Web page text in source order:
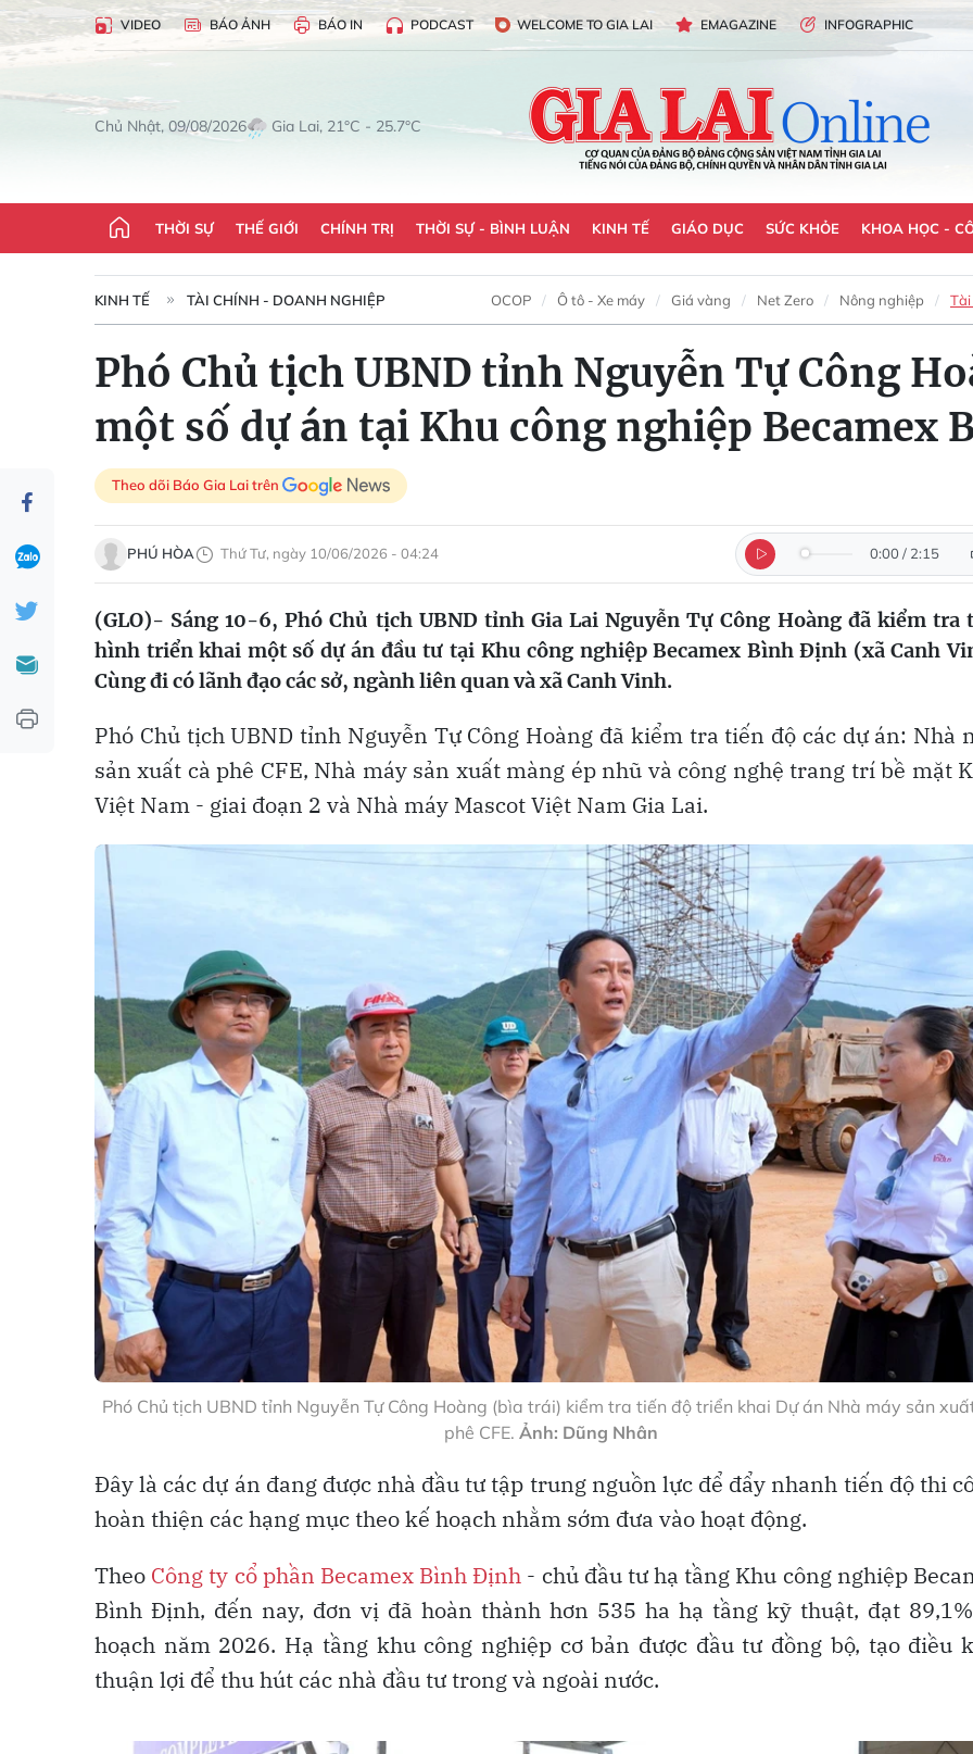
VIDEO BÁO ẢNH BÁO IN PODCAST WELCOME TO GIA LAI EMAGAZINE INFOGRAPHIC
Chủ Nhật, 09/08/2026 Gia Lai, 21°C - 25.7°C
THỜI SỰ THẾ GIỚI CHÍNH TRỊ THỜI SỰ - BÌNH LUẬN KINH TẾ GIÁO DỤC SỨC KHỎE KHOA HỌC -
KINH TẾ TÀI CHÍNH - DOANH NGHIỆP OCOP Ô tô - Xe máy Giá vàng Net Zero Nông nghiệp
Phó Chủ tịch UBND tỉnh Nguyễn Tự Công
một số dự án tại Khu công nghiệp Becamex
Theo dõi Báo Gia Lai trên
PHÚ HÒA Thứ Tư, ngày 10/06/2026 - 04:24 0:00 / 2:15
(GLO)- Sáng 10-6, Phó Chủ tịch UBND tỉnh Gia Lai Nguyễn Tự Công Hoàng đã kiểm tra
hình triển khai một số dự án đầu tư tại Khu công nghiệp Becamex Bình Định (xã Canh
Cùng đi có lãnh đạo các sở, ngành liên quan và xã Canh Vinh.
Phó Chủ tịch UBND tỉnh Nguyễn Tự Công Hoàng đã kiểm tra tiến độ các dự án: Nhà
sản xuất cà phê CFE, Nhà máy sản xuất màng ép nhũ và công nghệ trang trí bề mặt
Việt Nam - giai đoạn 2 và Nhà máy Mascot Việt Nam Gia Lai.
Phó Chủ tịch UBND tỉnh Nguyễn Tự Công Hoàng (bìa trái) kiểm tra tiến độ triển khai Dự án Nhà máy sản
phê CFE. Ảnh: Dũng Nhân
Đây là các dự án đang được nhà đầu tư tập trung nguồn lực để đẩy nhanh tiến độ thi
hoàn thiện các hạng mục theo kế hoạch nhằm sớm đưa vào hoạt động.
Theo Công ty cổ phần Becamex Bình Định - chủ đầu tư hạ tầng Khu công nghiệp
Bình Định, đến nay, đơn vị đã hoàn thành hơn 535 ha hạ tầng kỹ thuật, đạt
hoạch năm 2026. Hạ tầng khu công nghiệp cơ bản được đầu tư đồng bộ, tạo điều
thuận lợi để thu hút các nhà đầu tư trong và ngoài nước.